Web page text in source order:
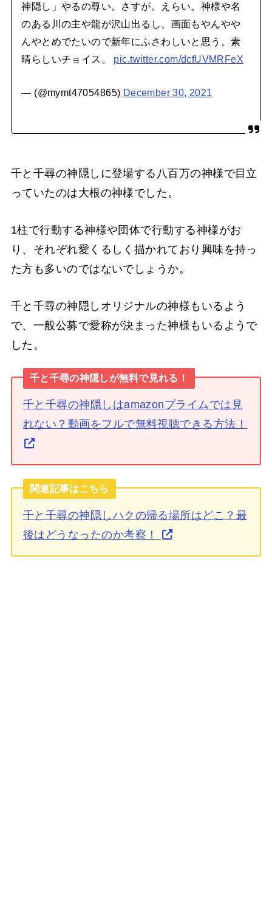
神隠し」やるの尊い。さすが。えらい。神様や名
のある川の主や龍が沢山出るし、画面もやんやや
んやとめでたいので新年にふさわしいと思う。素
晴らしいチョイス。 pic.twitter.com/dcfUVMRFeX
— (@mymt47054865) December 30, 2021
千と千尋の神隠しに登場する八百万の神様で目立
っていたのは大根の神様でした。
1柱で行動する神様や団体で行動する神様がお
り、それぞれ愛くるしく描かれており興味を持っ
た方も多いのではないでしょうか。
千と千尋の神隠しオリジナルの神様もいるよう
で、一般公募で愛称が決まった神様もいるようで
した。
千と千尋の神隠しが無料で見れる！
千と千尋の神隠しはamazonプライムでは見
れない？動画をフルで無料視聴できる方法！
関連記事はこちら
千と千尋の神隠しハクの帰る場所はどこ？最
後はどうなったのか考察！